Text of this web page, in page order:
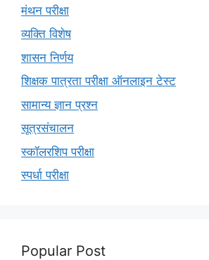
मंथन परीक्षा
व्यक्ति विशेष
शासन निर्णय
शिक्षक पात्रता परीक्षा ऑनलाइन टेस्ट
सामान्य ज्ञान प्रश्न
सूत्रसंचालन
स्कॉलरशिप परीक्षा
स्पर्धा परीक्षा
Popular Post